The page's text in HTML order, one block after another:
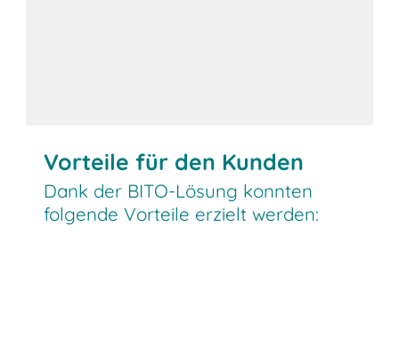
Vorteile für den Kunden
Dank der BITO-Lösung konnten
folgende Vorteile erzielt werden: